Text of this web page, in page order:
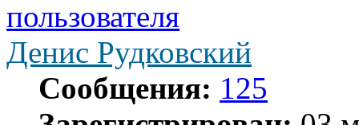
Денис Рудковский
Сообщения: 125